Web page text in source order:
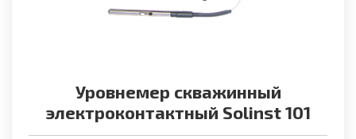
Уровнемер скважинный
электроконтактный Solinst 101